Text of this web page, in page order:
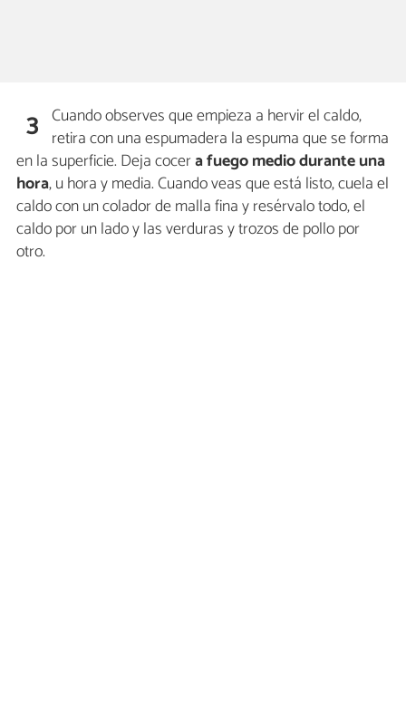
3 Cuando observes que empieza a hervir el caldo,
retira con una espumadera la espuma que se forma
en la superficie. Deja cocera fuego medio durante una
hora, u hora y media. Cuando veas que está listo, cuela el
caldo con un colador de malla fina y resérvalo todo, el
caldo por un lado y las verduras y trozos de pollo por
otro.